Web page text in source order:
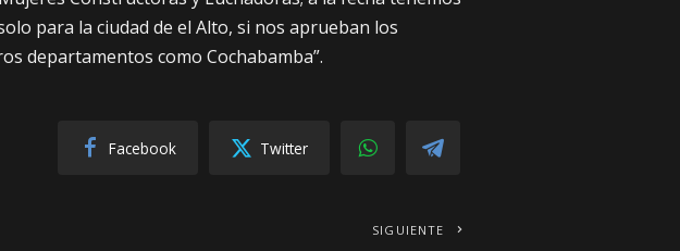
para la ciudad de el Alto, si nos aprueban los
departamentos como Cochabamba”.
Facebook Twitter
SIGUIENTE